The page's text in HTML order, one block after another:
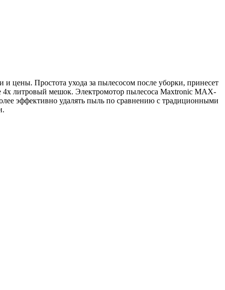
и цены. Простота ухода за пылесосом после уборки, принесет
4х литровый мешок. Электромотор пылесоса Maxtronic MAX-
эффективно удалять пыль по сравнению с традиционными